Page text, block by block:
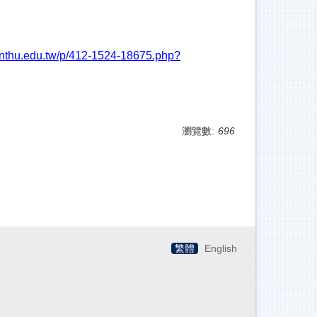
p/412-1524-18675.php?
瀏覽數: 696
繁體 English